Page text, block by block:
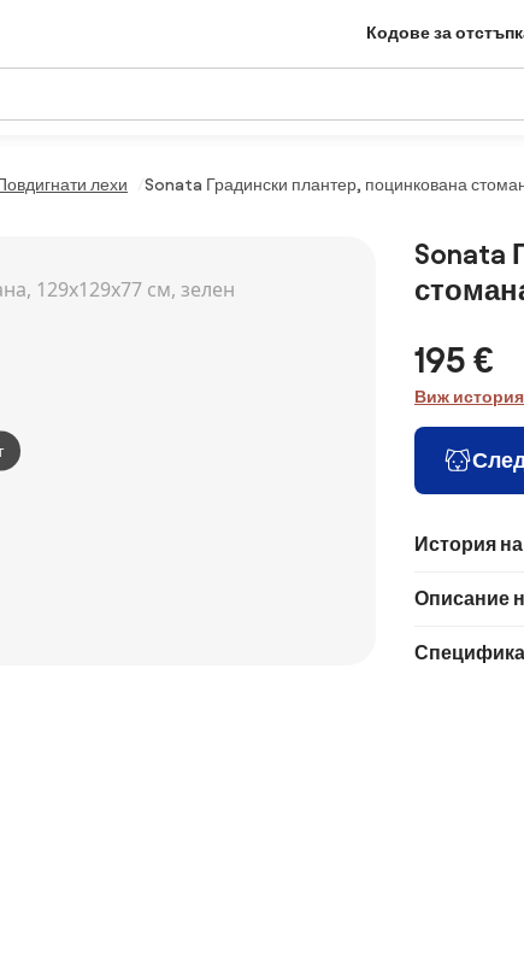
Кодове за
лехи Sonata Градински плантер, поцинкована
Sonata
195 €
Виж
История
Описание